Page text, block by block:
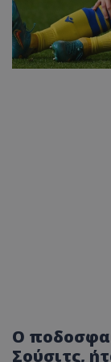
Ο
Σούσιτς,